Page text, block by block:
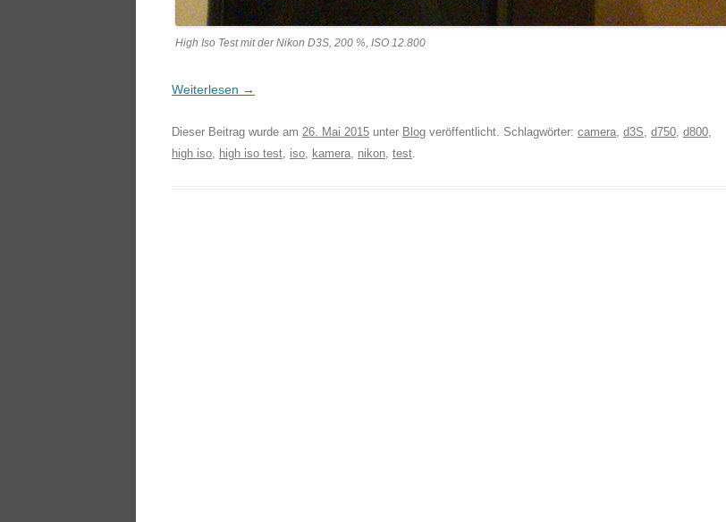
High Iso Test mit der Nikon D3S, 200 %, ISO 12.800
Weiterlesen →
Dieser Beitrag wurde am 26. Mai 2015 unter Blog veröffentlicht. Schlagwörter: camera, d3S, d750, d800,
high iso, high iso test, iso, kamera, nikon, test.